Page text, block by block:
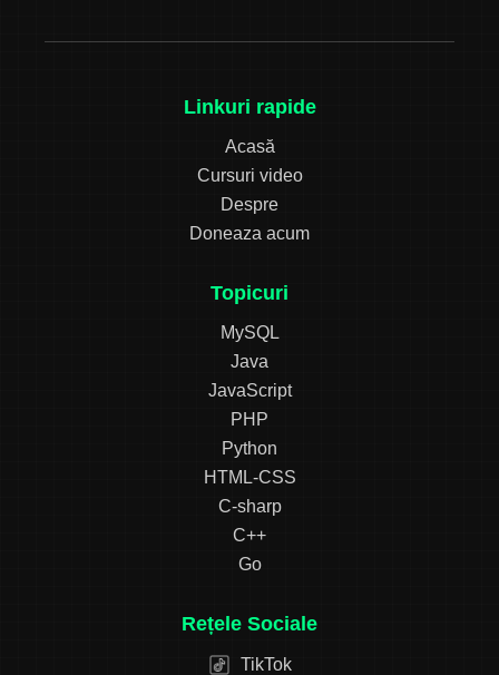
Linkuri rapide
Acasă
Cursuri video
Despre
Doneaza acum
Topicuri
MySQL
Java
JavaScript
PHP
Python
HTML-CSS
C-sharp
C++
Go
Rețele Sociale
TikTok